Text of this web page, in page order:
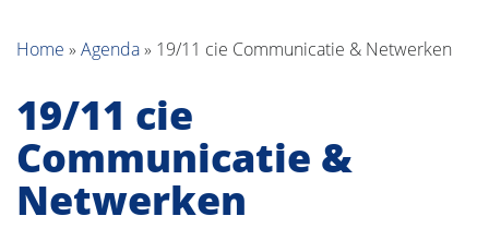
Home » Agenda» 19/11 cie Communicatie & Netwerken
19/11 cie
Communicatie &
Netwerken